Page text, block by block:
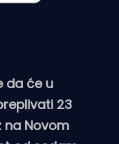
da će u
23
na Novom